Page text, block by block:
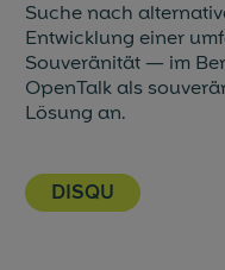
Suche nach
Entwicklung einer
Souveränität — im
OpenTalk als
Lösung an.
DISQU